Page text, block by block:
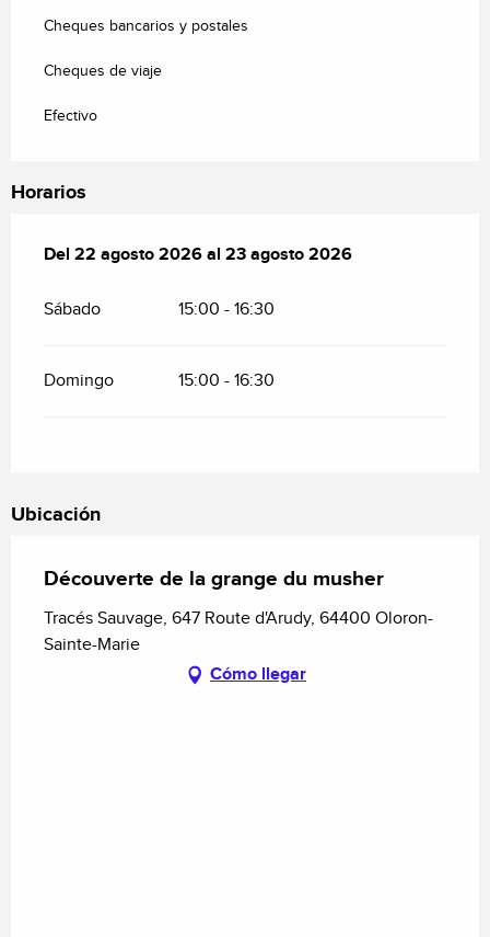
Cheques bancarios y postales
Cheques de viaje
Efectivo
Horarios
Del 22 agosto 2026 al 23 agosto 2026
Del 22 agosto 2026 al 23 agosto 2026
Sábado 15:00 - 16:30
Domingo 15:00 - 16:30
Ubicación
Découverte de la grange du musher
Tracés Sauvage, 647 Route d'Arudy, 64400 Oloron-
Sainte-Marie
Cómo llegar